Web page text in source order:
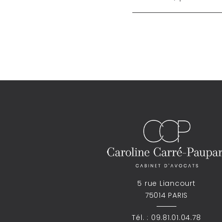
5 rue Liancourt
75014 PARIS
Tél. : 09.81.01.04.78